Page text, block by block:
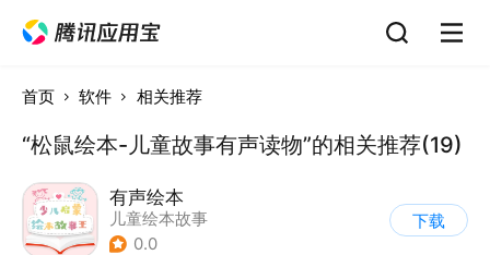
首页 软件 相关推荐
“松鼠绘本-儿童故事有声读物”的相关推荐(19)
有声绘本
儿童绘本故事
0.0
下载